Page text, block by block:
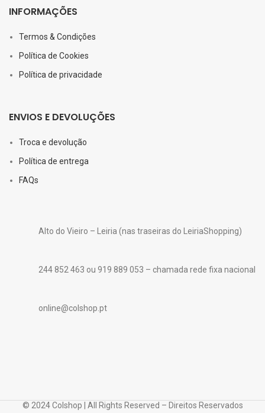
INFORMAÇÕES
Termos & Condições
Política de Cookies
Política de privacidade
ENVIOS E DEVOLUÇÕES
Troca e devolução
Política de entrega
FAQs
Alto do Vieiro – Leiria (nas traseiras do LeiriaShopping)
244 852 463 ou 919 889 053 – chamada rede fixa nacional
online@colshop.pt
© 2024 Colshop | All Rights Reserved – Direitos Reservados